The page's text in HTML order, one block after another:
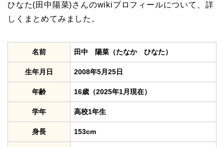
ひなた(田中陽菜)さんのwikiプロフィールについて、詳
しくまとめてみました。
名前 田中 陽菜（たなか ひなた）
生年月日 2008年5月25日
年齢 16歳（2025年1月現在）
学年 高校1年生
身長 153cm